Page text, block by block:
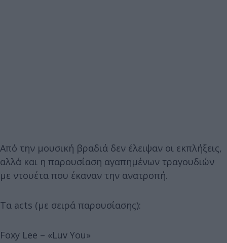
Από την μουσική βραδιά δεν έλειψαν οι εκπλήξεις,
αλλά και η παρουσίαση αγαπημένων τραγουδιών
με ντουέτα που έκαναν την ανατροπή.
Τα acts (με σειρά παρουσίασης):
Foxy Lee – «Luv You»